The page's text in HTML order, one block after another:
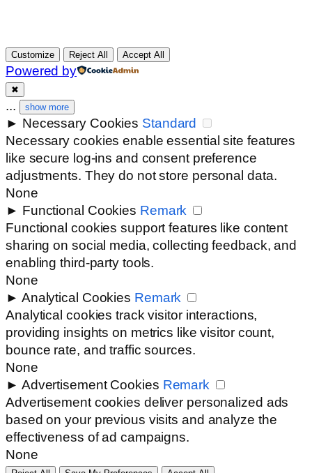
Customize Reject All Accept All
Powered by
✖
... show more
► Necessary Cookies Standard
Necessary cookies enable essential site features
like secure log-ins and consent preference
adjustments. They do not store personal data.
None
► Functional Cookies Remark
Functional cookies support features like content
sharing on social media, collecting feedback, and
enabling third-party tools.
None
► Analytical Cookies Remark
Analytical cookies track visitor interactions,
providing insights on metrics like visitor count,
bounce rate, and traffic sources.
None
► Advertisement Cookies Remark
Advertisement cookies deliver personalized ads
based on your previous visits and analyze the
effectiveness of ad campaigns.
None